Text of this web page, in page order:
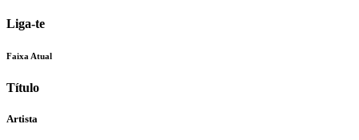
Liga-te
Faixa Atual
Título
Artista